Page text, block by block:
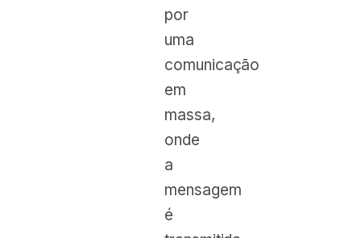
por
uma
comunicação
em
massa,
onde
a
mensagem
é